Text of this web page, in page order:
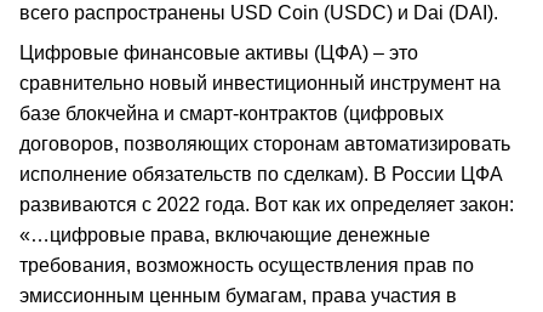
всего распространены USD Coin (USDC) и Dai (DAI).
Цифровые финансовые активы (ЦФА) – это
сравнительно новый инвестиционный инструмент на
базе блокчейна и смарт-контрактов (цифровых
договоров, позволяющих сторонам автоматизировать
исполнение обязательств по сделкам). В России ЦФА
развиваются с 2022 года. Вот как их определяет закон:
«…цифровые права, включающие денежные
требования, возможность осуществления прав по
эмиссионным ценным бумагам, права участия в